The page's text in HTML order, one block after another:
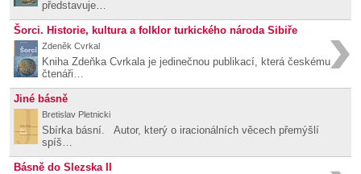
představuje…
Šorci. Historie, kultura a folklor turkického národa Sibiře
Zdeněk Cvrkal
Kniha Zdeňka Cvrkala je jedinečnou publikací, která českému
čtenáři…
Jiné básně
Bretislav Pletnicki
Sbírka básní. Autor, který o iracionálních věcech přemýšlí
spíš…
Básně do Slezska II